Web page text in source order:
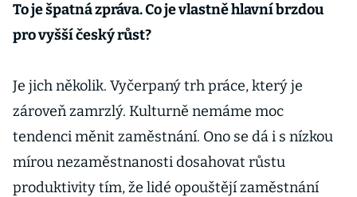
To je špatná zpráva. Co je vlastně hlavní brzdou
pro vyšší český růst?
Je jich několik. Vyčerpaný trh práce, který je
zároveň zamrzlý. Kulturně nemáme moc
tendenci měnit zaměstnání. Ono se dá i s nízkou
mírou nezaměstnanosti dosahovat růstu
produktivity tím, že lidé opouštějí zaměstnání